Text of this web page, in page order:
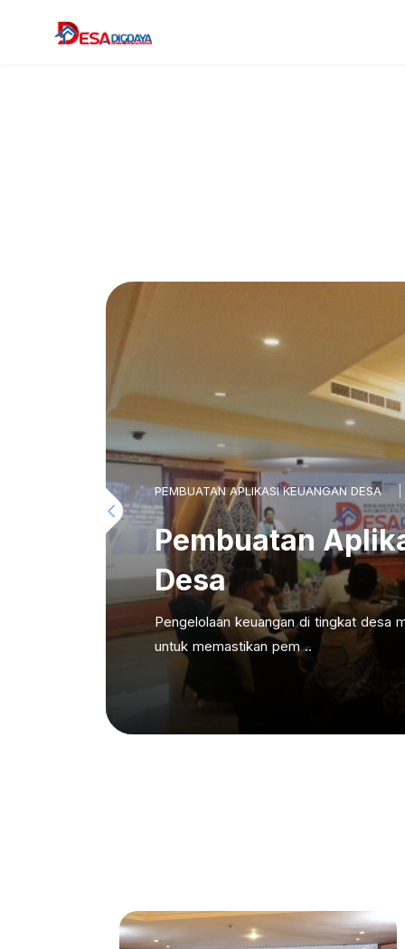
PEMBUATAN APLIKASI KEUANGAN DESA
Pembuatan
Desa
Pengelolaan keuangan di tingkat desa
untuk memastikan pem ..